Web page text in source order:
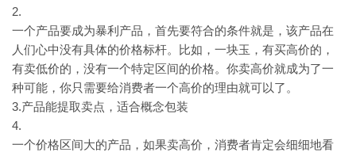
2.
一个产品要成为暴利产品，首先要符合的条件就是，该产品在
人们心中没有具体的价格标杆。比如，一块玉，有买高价的，
有卖低价的，没有一个特定区间的价格。你卖高价就成为了一
种可能，你只需要给消费者一个高价的理由就可以了。
3.产品能提取卖点，适合概念包装
4.
一个价格区间大的产品，如果卖高价，消费者肯定会细细地看